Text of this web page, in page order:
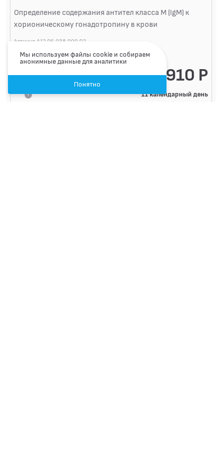
Определение содержания антител класса M (IgM) к
хорионическому гонадотропину в крови
Артикул A12.06.038.000.02
910 Р
11 календарный день
Мы используем файлы cookie и собираем
анонимные данные для аналитики
Понятно